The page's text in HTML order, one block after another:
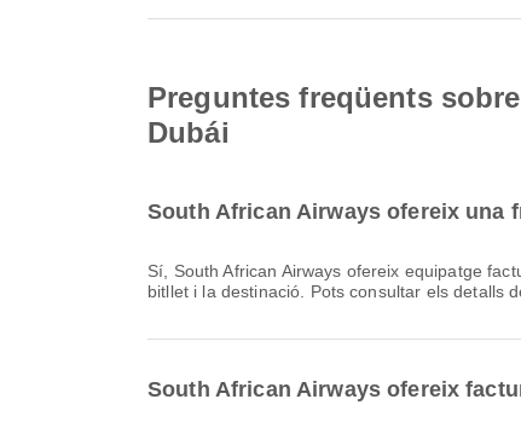
Preguntes freqüents
Dubái
South African Airways ofereix una
Sí, South African Airways ofereix equipatge facturat per a vols Domèstic & Internacional des de Aeropuerto Internacional de Dubái. Els detalls varien segons el tipus de
bitllet i la destinació. Pots consultar els detalls
South African Airways ofereix